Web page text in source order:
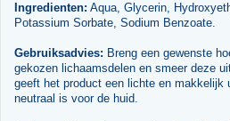
Ingredienten: Aqua, Glycerin,
Potassium Sorbate, Sodium Benzoate.
Gebruiksadvies: Breng een gewenste
gekozen lichaamsdelen en smeer deze
geeft het product een lichte en makkelijk
neutraal is voor de huid.